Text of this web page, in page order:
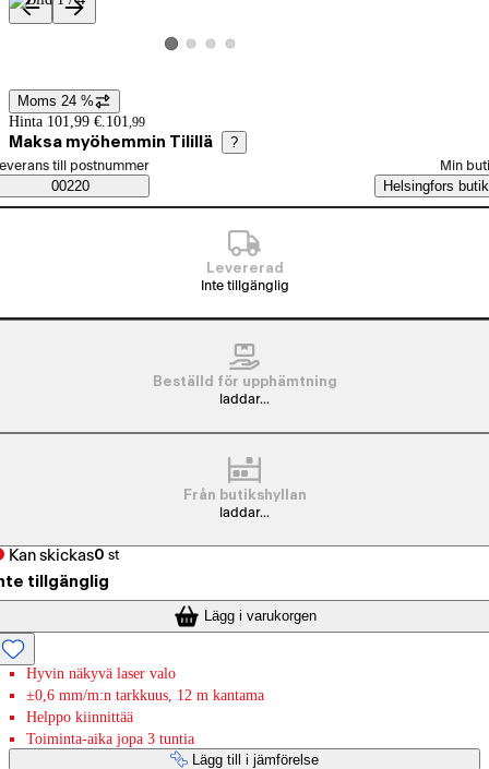
Produktbilder och videor
Visa produktbild 1
Visa produktbild 2
Visa produktbild 3
Visa produktbild 4
Prisinformation
Moms 24 %
Hinta 101,99 €. 101 ,99
Maksa myöhemmin Tilillä ?
Saatavuustiedot
beställningssätt
till postnummer
00220
Min
Helsingfors butik
Levererad
Inte tillgänglig
Beställd för upphämtning
laddar...
Från butikshyllan
laddar...
Kan skickas0 st
tillgänglig
Lägg i varukorgen
Hyvin näkyvä laser valo
±0,6 mm/m:n tarkkuus, 12 m kantama
Helppo kiinnittää
Toiminta-aika jopa 3 tuntia
Lägg till i jämförelse